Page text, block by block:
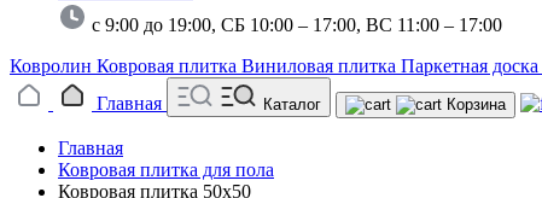
с 9:00 до 19:00, СБ 10:00 – 17:00, ВС 11:00 – 17:00
Ковролин Ковровая плитка Виниловая плитка Паркетная доска
Главная
Каталог Корзина
Главная
Ковровая плитка для пола
Ковровая плитка 50х50